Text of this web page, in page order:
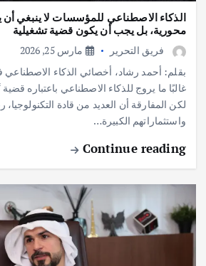
الذكاء الاصطناعي للمؤسسات لا ينبغي
محورية، بل يجب أن يكون قضية تشغيلية
فريق التحرير
مارس 25, 2026
بقلم: أحمد رشاد، أخصائي الذكاء
غالبًا ما يروج للذكاء الاصطناعي باعتباره
لكن المفارقة أن العديد من قادة
واستثماراتهم الكبيرة…
Continue reading